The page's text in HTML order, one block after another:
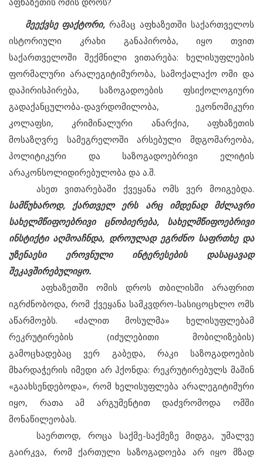
მეექვსე ფაქტორი, რამაც აფხაზეთში საქართველოს
ისტორიული კრახი განაპირობა, იყო თვით
საქართველოში შექმნილი ვითარება: ხელისუფლების
ფორმალური არალეგიტიმურობა, სამოქალაქო ომი და
დაპირისპირება, საზოგადოების ფსიქოლოგიური
გადაქანცულობა-დავრდომილობა, ეკონომიკური
კოლაფსი, კრიმინალური ანარქია, აფხაზეთის
მოსაზღვრე სამეგრელოში არსებული მდგომარეობა,
პოლიტიკური და საზოგადოებრივი ელიტის
არაკონსოლიდირებულობა და ა.შ.
ასეთ ვითარებაში ქვეყანა ომს ვერ მოიგებდა.
სამწუხაროდ, ქართველ ერს არც იმდენად მძლავრი
სახელმწიფოებრივი ცნობიერება, სახელმწიფოებრივი
ინსტიქტი აღმოაჩნდა, დროულად ეგრძნო საფრთხე და
უზენაესი ეროვნული ინტერესების დასაცავად
შეკავშირებულიყო.
აფხაზეთში ომის დროს თბილისში არაფრით
იგრძნობოდა, რომ ქვეყანა სამკვდრო-სასიცოცხლო ომს
აწარმოებს. «ძალით მოსულმა» ხელისუფლებამ
რეკრუტირების (იძულებითი მობილიზების)
გამოცხადებაც ვერ გაბედა, რაკი საზოგადოების
მხარდაჭერის იმედი არ ჰქონდა: რეკრუტირებულს მაშინ
«გაახსენდებოდა», რომ ხელისუფლება არალეგიტიმური
იყო, რათა ამ არგუმენტით დაძვრომოდა ომში
მონაწილეობას.
საერთოდ, როცა საქმე-საქმეზე მიდგა, უმალვე
გაირკვა, რომ ქართული საზოგადოება არ იყო მზად